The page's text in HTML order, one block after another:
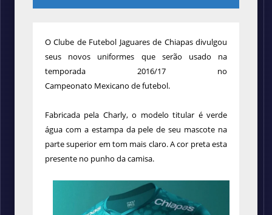
OClube de Futebol Jaguares de Chiapas divulgou
seus novos uniformes que serão usado na
temporada 2016/17 no
Campeonato Mexicano de futebol.
Fabricada pela Charly, o modelo titular é verde
água com a estampa da pele de seu mascote na
parte superior em tom mais claro. A cor preta esta
presente no punho da camisa.